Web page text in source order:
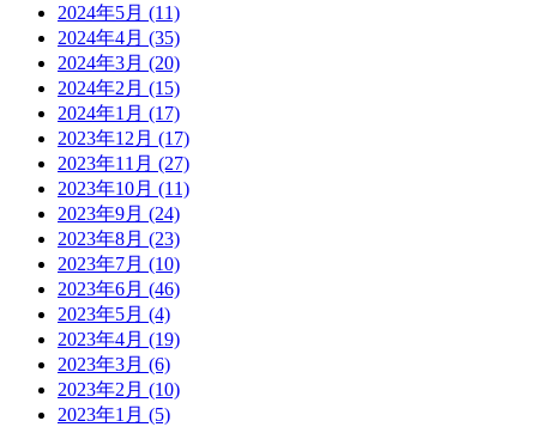
2024年5月 (11)
2024年4月 (35)
2024年3月 (20)
2024年2月 (15)
2024年1月 (17)
2023年12月 (17)
2023年11月 (27)
2023年10月 (11)
2023年9月 (24)
2023年8月 (23)
2023年7月 (10)
2023年6月 (46)
2023年5月 (4)
2023年4月 (19)
2023年3月 (6)
2023年2月 (10)
2023年1月 (5)